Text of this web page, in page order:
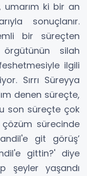
umarım ki bir an
sonuçlanır.
bir süreçten
silah
ilgili
Sırrı Süreyya
denen süreçte,
son süreçte çok
sürecinde
git görüş’
gittin?' diye
şeyler yaşandı